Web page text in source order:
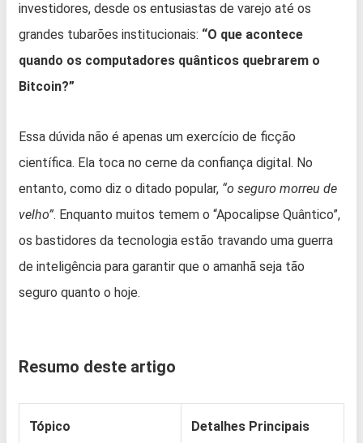
investidores, desde os entusiastas de varejo até os
grandes tubarões institucionais: “O que acontece
quando os computadores quânticos quebrarem o
Bitcoin?”
Essa dúvida não é apenas um exercício de ficção
científica. Ela toca no cerne da confiança digital. No
entanto, como diz o ditado popular, “o seguro morreu de
velho”. Enquanto muitos temem o “Apocalipse Quântico”,
os bastidores da tecnologia estão travando uma guerra
de inteligência para garantir que o amanhã seja tão
seguro quanto o hoje.
Resumo deste artigo
Tópico Detalhes Principais